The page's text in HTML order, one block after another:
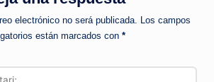
electrónico no será publicada. Los campos
están marcados con *